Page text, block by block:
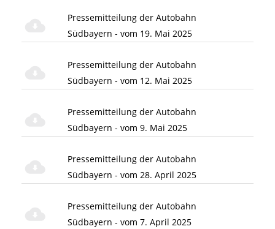
Pressemitteilung der Autobahn
Südbayern - vom 19. Mai 2025
Pressemitteilung der Autobahn
Südbayern - vom 12. Mai 2025
Pressemitteilung der Autobahn
Südbayern - vom 9. Mai 2025
Pressemitteilung der Autobahn
Südbayern - vom 28. April 2025
Pressemitteilung der Autobahn
Südbayern - vom 7. April 2025